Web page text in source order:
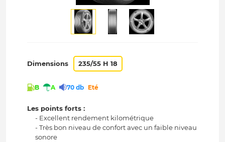
Dimensions 235/55 H 18
B A 70 db Eté
Les points forts :
- Excellent rendement kilométrique
- Très bon niveau de confort avec un faible niveau
sonore